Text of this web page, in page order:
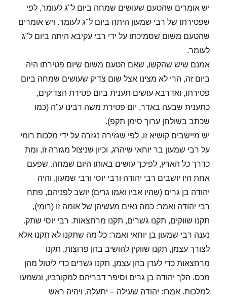
יש אומרים שהטעם שעושים שמחה ביום ל"ג לעומר, לפי
שפטירתו של רבי שמעון היתה ביום ל"ג לעומר. ויש אומרים
שהטעם משום שסמיכתו על ידי רבי עקיבא היתה ביום ל"ג
לעומר.
אמנם שיש שהקשו, שאם הטעם משום שיום פטירתו היה
ביום זה, הרי לא מצינו אצל שום צדיק שעושים שמחה ביום
פטירתו, ואדרבא עושים תענית ביום פטירת הצדיקים,
כתענית שבעה באדר, יום פטירת משה רבינו ע"ה (כמו
שכתב בשולחן ערוך סימן תקפ).
יש מיישבים קושיא זו, לפי שגזירה נגזרה על ידי מלכות רומי
על רבי שמעון בר יוחאי שיהרג, וכיון שניצול מגזרה זו, ומת
כדרך כל הארץ, לפיכך עושים באותו היום שמחה. שפעם
אחת היו יושבים רבי יהודה ורבי יוסי ורבי שמעון, והיה
יהודה בן גרים (שהיו אביו ואמו גרים) יושב לפניהם, פתח
רבי יהודה ואמר: כמה נאים מעשיהן של אומה זו (רומי),
תקנו שווקים, תקנו גשרים, תקנו מרחצאות. רבי יוסי שתק.
נענה רבי שמעון בן יוחאי ואמר: כל מה שתקנו לא תקנו אלא
לצורך עצמן, תקנו שווקין להושיב בהן פרוצות, תקנו
מרחצאות כדי לעדן בהן עצמן, תקנו גשרים כדי ליטול מהן
מכס. הלך יהודה בן גרים וסיפר דבריהם למקורביו, ונשמעו
למלכות. אמרו: יהודה שעילה – יתעלה, ויהיה ראש